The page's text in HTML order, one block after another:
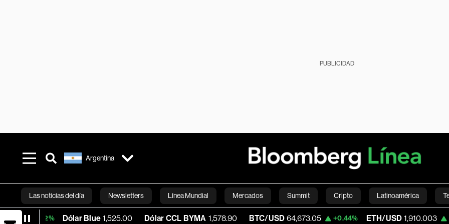
PUBLICIDAD
Argentina
Las noticias del día Newsletters Línea Mundial Mercados Summit Cripto Latinoamérica
Bloomberg Green Economía Estilo de vida Mundo Videos
Dólar Blue 1,525.00 Dólar CCL BYMA 1,578.90 BTC/USD 64,673.05 +0.44% ETH/USD 1,910.003 +0.22%